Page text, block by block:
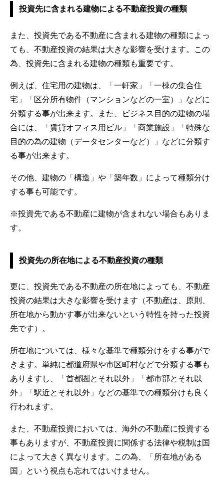
投資先に含まれる建物による不動産投資の種類
また、投資先である不動産に含まれる建物の種類によっ
ても、不動産投資の結果は大きな影響を受けます。この
為、投資先に含まれる建物の種類も重要です。
例えば、住宅用の建物は、「一軒家」「一棟の集合住
宅」「区分所有物件（マンションなどの一室）」などに
分類する事が出来ます。また、ビジネス目的の建物の場
合には、「賃貸オフィス用ビル」「商業施設」「特殊な
目的の為の建物（データセンターなど）」などに分類す
る事が出来ます。
その他、建物の「構造」や「築年数」によって種類分け
する事も可能です。
※投資先である不動産に建物が含まれない場合もありま
す。
投資先の所在地による不動産投資の種類
更に、投資先である不動産の所在地によっても、不動産
投資の結果は大きな影響を受けます（不動産は、原則、
所在地から動かす事が出来ないという特性を持った投資
先です）。
所在地については、様々な基準で種類分けをする事がで
きます。単純に都道府県や市区町村などで分類する事も
ありますし、「首都圏とそれ以外」「都市部とそれ以
外」「駅近とそれ以外」などの基準での種類分けも良く
行われます。
また、不動産投資においては、海外の不動産に投資する
事もありますが、不動産投資に関係する法律や税制は国
によって大きく異なります。この為、「所在地がある
国」という視点も忘れてはいけません。